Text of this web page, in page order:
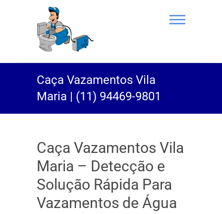
(11) 94469-
9801 |
Desentupidora
Rei do Esgoto
Caça Vazamentos Vila
Maria | (11) 94469-9801
Caça Vazamentos Vila
Maria – Detecção e
Solução Rápida Para
Vazamentos de Água